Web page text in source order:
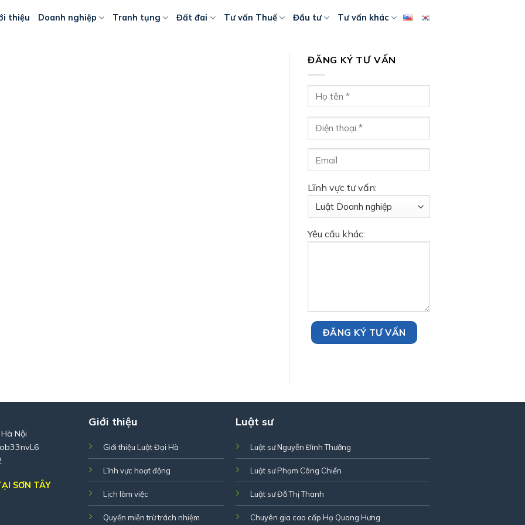
thiệu Doanh nghiệp Tranh tụng Đất đai Tư vấn Thuế Đầu tư Tư vấn khác
ĐĂNG KÝ TƯ VẤN
Lĩnh vực tư vấn:
Yêu cầu khác:
Nội
SƠN TÂY
Giới thiệu
Giới thiệu Luật Đại Hà
Lĩnh vực hoạt động
Lịch làm việc
Quyền miễn trừ trách nhiệm
Luật sư
Luật sư Nguyễn Đình Thưởng
Luật sư Phạm Công Chiển
Luật sư Đỗ Thị Thanh
Chuyên gia cao cấp Hạ Quang Hưng